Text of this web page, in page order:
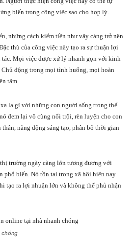
biến trong công việc sao cho hợp lý.
những cách kiếm tiền như vậy càng trở nên
thù của công việc này tạo ra sự thuận lợi
tác. Mọi việc được xử lý nhanh gọn với kinh
động trong mọi tình huống, mọi hoàn
tâm.
lạ gì với những con người sống trong thế
đem lại vô cùng nổi trội, rèn luyện cho con
năng động sáng tạo, phân bổ thời gian
trường ngày càng lớn tương đương với
phổ biến. Nó tồn tại trong xã hội hiện nay
tạo ra lợi nhuận lớn và không thể phủ nhận
chóng